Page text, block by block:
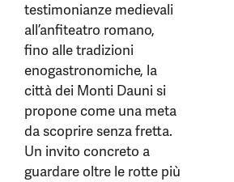
testimonianze medievali
all’anfiteatro romano,
fino alle tradizioni
enogastronomiche, la
città dei Monti Dauni si
propone come una meta
da scoprire senza fretta.
Un invito concreto a
guardare oltre le rotte più